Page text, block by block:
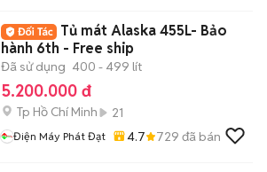
Tủ mát Alaska 455L- Bảo
hành 6th - Free ship
Đã sử dụng 400 - 499 lít
5.200.000 đ
Tp Hồ Chí Minh 21
Điện Máy Phát Đạt 4.7 729 đã bán